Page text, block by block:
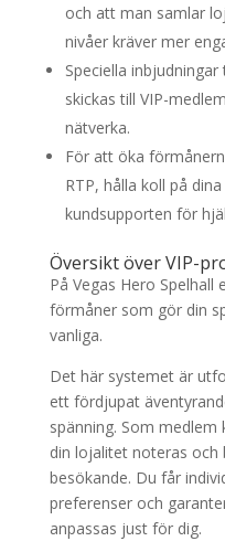
och att man samlar
nivåer kräver mer
Speciella
skickas till VIP-
nätverka.
För att öka
RTP, hålla koll på
kundsupporten för
Översikt över VIP-
På Vegas Hero
förmåner som gör din
vanliga.
Det här systemet är
ett fördjupat
spänning. Som
din lojalitet noteras och
besökande. Du får
preferenser och
anpassas just för dig.